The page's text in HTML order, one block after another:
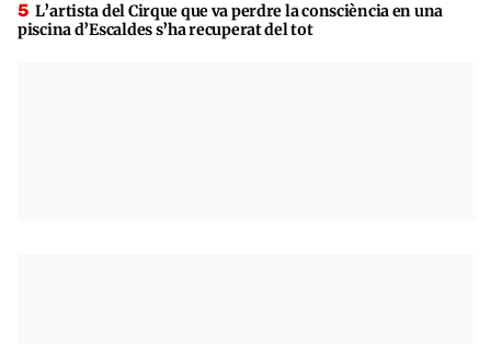
L’artista del Cirque que va perdre la consciència en una
piscina d’Escaldes s’ha recuperat del tot